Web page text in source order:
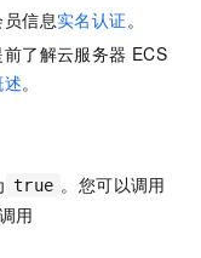
信息实名认证。
了解云服务器 ECS
。
true 。您可以调用
用